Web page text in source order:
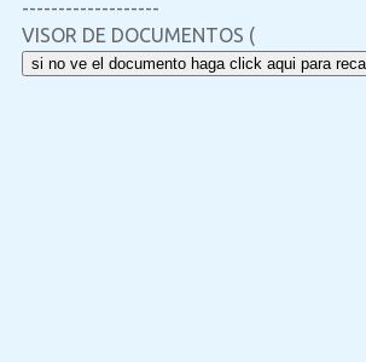
-------------------
VISOR DE DOCUMENTOS (
si no ve el documento haga click aqui para